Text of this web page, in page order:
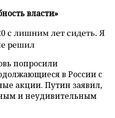
власти»
с лишним лет сидеть. Я
решил
попросили
в России с
акции. Путин заявил,
и неудивительным